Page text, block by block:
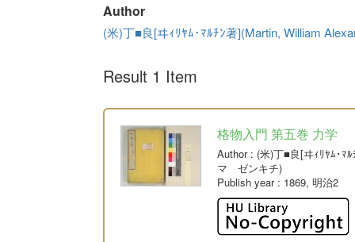
Author
(米)丁■良[ヰｨﾘﾔﾑ･ﾏﾙﾁﾝ著](Martin, William
Result 1 Item
格物入門 第五巻 力学
Author: (米)丁■良[ヰｨﾘﾔﾑ･ﾏ
マ ゼンキチ)
Publish year: 1869, 明治2